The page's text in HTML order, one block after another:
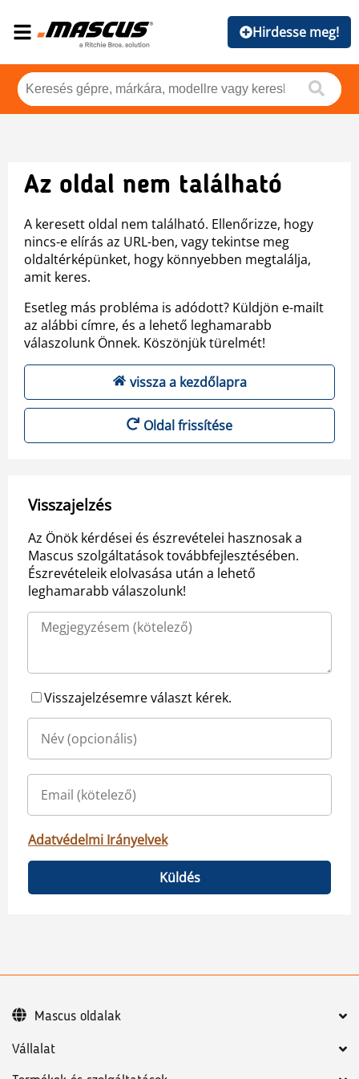
Hirdesse meg!
Az oldal nem található
A keresett oldal nem található. Ellenőrizze, hogy
nincs-e elírás az URL-ben, vagy tekintse meg
oldaltérképünket, hogy könnyebben megtalálja,
amit keres.
Esetleg más probléma is adódott? Küldjön e-mailt
az alábbi címre, és a lehető leghamarabb
válaszolunk Önnek. Köszönjük türelmét!
vissza a kezdőlapra
Oldal frissítése
Visszajelzés
Az Önök kérdései és észrevételei hasznosak a
Mascus szolgáltatások továbbfejlesztésében.
Észrevételeik elolvasása után a lehető
leghamarabb válaszolunk!
Visszajelzésemre választ kérek.
Adatvédelmi Irányelvek
Küldés
Vállalat
Mascus oldalak